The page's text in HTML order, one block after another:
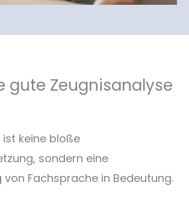
gute Zeugnisanalyse
ist keine bloße
sondern eine
von Fachsprache in Bedeutung.